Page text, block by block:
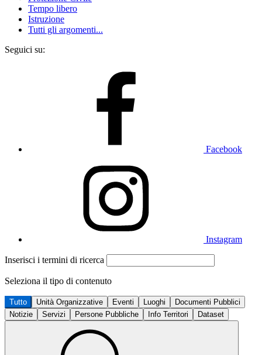
Tempo libero
Istruzione
Tutti gli argomenti...
Seguici su:
Facebook
Instagram
Inserisci i termini di ricerca
Seleziona il tipo di contenuto
Tutto Unità Organizzative Eventi Luoghi
Documenti Pubblici
Notizie
Servizi Persone Pubbliche Info Territori Dataset